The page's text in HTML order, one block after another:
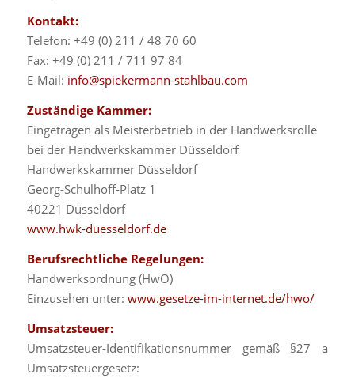
Kontakt:
Telefon: +49 (0) 211 / 48 70 60
Fax: +49 (0) 211 / 711 97 84
E-Mail: info@spiekermann-stahlbau.com
Zuständige Kammer:
Eingetragen als Meisterbetrieb in der Handwerksrolle
bei der Handwerkskammer Düsseldorf
Handwerkskammer Düsseldorf
Georg-Schulhoff-Platz 1
40221 Düsseldorf
www.hwk-duesseldorf.de
Berufsrechtliche Regelungen:
Handwerksordnung (HwO)
Einzusehen unter: www.gesetze-im-internet.de/hwo/
Umsatzsteuer:
Umsatzsteuer-Identifikationsnummer gemäß §27 a
Umsatzsteuergesetz: